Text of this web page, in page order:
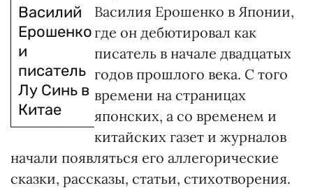
Василий
Ерошенко
и
писатель
Лу Синь в
Китае
Василия Ерошенко в Японии,
где он дебютировал как
писатель в начале двадцатых
годов прошлого века. С того
времени на страницах
японских, а со временем и
китайских газет и журналов
начали появляться его аллегорические
сказки, рассказы, статьи, стихотворения.